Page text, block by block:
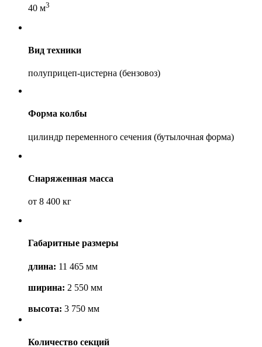
40 м3
Вид техники
полуприцеп-цистерна (бензовоз)
Форма колбы
цилиндр переменного сечения (бутылочная форма)
Снаряженная масса
от 8 400 кг
Габаритные размеры
длина: 11 465 мм
ширина: 2 550 мм
высота: 3 750 мм
Количество секций